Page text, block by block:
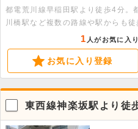
都電荒川線早稲田駅より徒歩4分。
川橋駅など複数の路線や駅からも
事務所店舗です。外装リニューア
す。各種サロンなどにおすすめです
1 人がお気に入
お気に入り登録
東西線神楽坂駅より徒